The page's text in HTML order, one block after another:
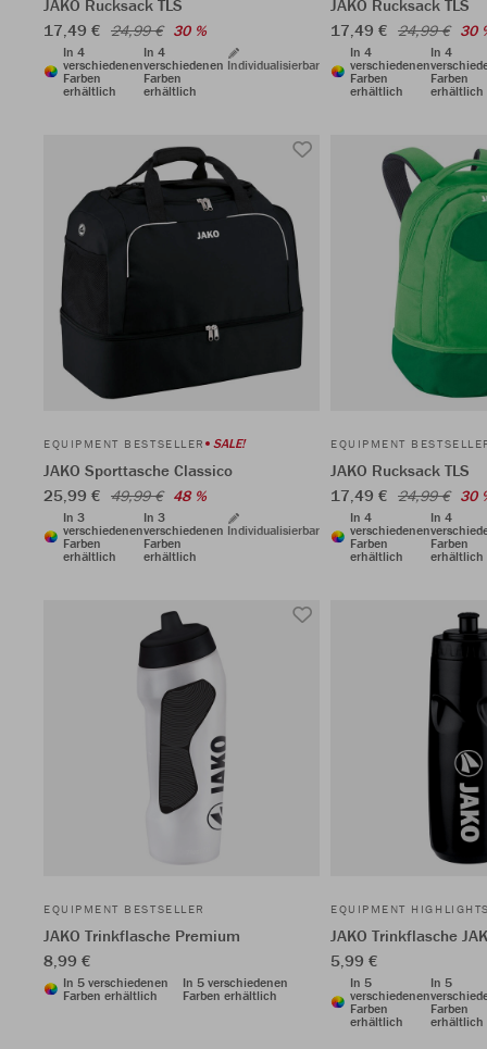
JAKO Rucksack TLS
17,49 € 24,99 € 30 %
In 4
verschiedenen
Farben
erhältlich
In 4
verschiedenen
Farben
erhältlich
Individualisierbar
JAKO Rucksack TLS
17,49 € 24,99 € 30
In 4
verschiedenen
Farben
erhältlich
In 4
Farben
erhältlich
EQUIPMENT BESTSELLER SALE!
JAKO Sporttasche Classico
25,99 € 49,99 € 48 %
In 3
verschiedenen
Farben
erhältlich
In 3
verschiedenen
Farben
erhältlich
Individualisierbar
EQUIPMENT
JAKO Rucksack TLS
17,49 € 24,99 € 30
In 4
verschiedenen
Farben
erhältlich
In 4
Farben
erhältlich
EQUIPMENT BESTSELLER
JAKO Trinkflasche Premium
8,99 €
In 5 verschiedenen
Farben erhältlich
In 5 verschiedenen
Farben erhältlich
EQUIPMENT
JAKO Trinkflasche
5,99 €
In 5
verschiedenen
Farben
erhältlich
In 5
Farben
erhältlich